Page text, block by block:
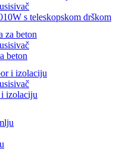
s teleskopskom drškom
beton
izolaciju